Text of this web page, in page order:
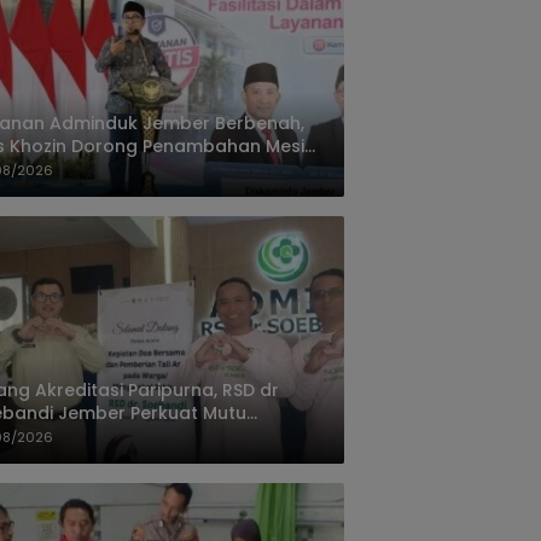
Adminduk Jember Berbenah,
Khozin Dorong Penambahan Mesin
e-KTP
2026
Akreditasi Paripurna, RSD dr
Jember Perkuat Mutu
Terus Ditingkatkan
2026